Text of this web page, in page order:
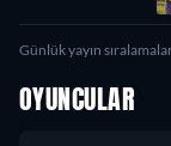
Günlük yayın
OYUNCULAR